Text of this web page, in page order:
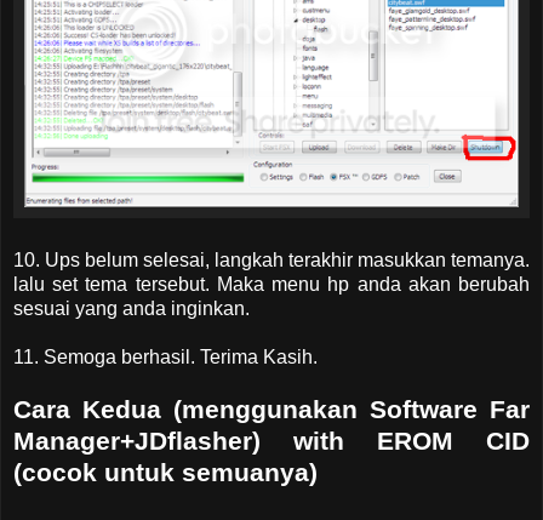
10. Ups belum selesai, langkah terakhir masukkan temanya.
lalu set tema tersebut. Maka menu hp anda akan berubah
sesuai yang anda inginkan.
11. Semoga berhasil. Terima Kasih.
Cara Kedua (menggunakan Software Far
Manager+JDflasher) with EROM CID
(cocok untuk semuanya)